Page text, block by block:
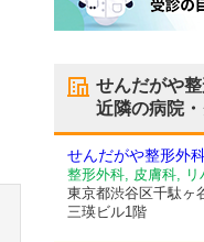
せんだがや
近隣の病院
せんだがや整形外
整形外科, 皮膚科,
東京都渋谷区千駄ヶ
三瑛ビル1階